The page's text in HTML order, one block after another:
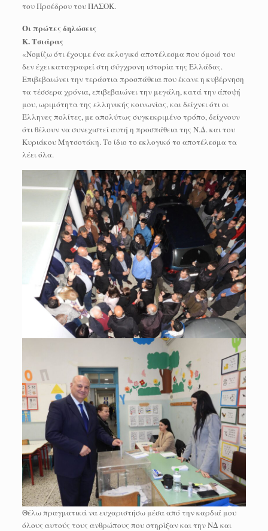
του Προέδρου του ΠΑΣΟΚ.
Οι πρώτες δηλώσεις
Κ. Τσιάρας
«Νομίζω ότι έχουμε ένα εκλογικό αποτέλεσμα που όμοιό του
δεν έχει καταγραφεί στη σύγχρονη ιστορία της Ελλάδας.
Επιβεβαιώνει την τεράστια προσπάθεια που έκανε η κυβέρνηση
τα τέσσερα χρόνια, επιβεβαιώνει την μεγάλη, κατά την άποψή
μου, ωριμότητα της ελληνικής κοινωνίας, και δείχνει ότι οι
Έλληνες πολίτες, με απολύτως συγκεκριμένο τρόπο, δείχνουν
ότι θέλουν να συνεχιστεί αυτή η προσπάθεια της Ν.Δ. και του
Κυριάκου Μητσοτάκη. Το ίδιο το εκλογικό το αποτέλεσμα τα
λέει όλα.
Θέλω πραγματικά να ευχαριστήσω μέσα από την καρδιά μου
όλους αυτούς τους ανθρώπους που στηρίξαν και την ΝΔ και